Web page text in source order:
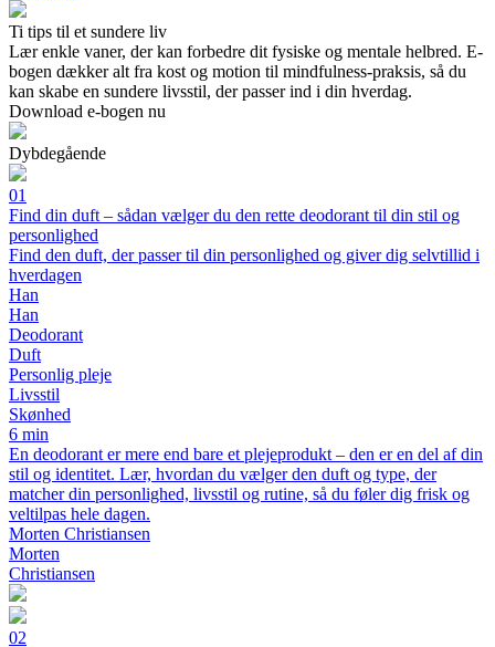
Ti tips til et sundere liv
Lær enkle vaner, der kan forbedre dit fysiske og mentale helbred. E-
bogen dækker alt fra kost og motion til mindfulness-praksis, så du
kan skabe en sundere livsstil, der passer ind i din hverdag.
Download e-bogen nu
Dybdegående
01
Find din duft – sådan vælger du den rette deodorant til din stil og
personlighed
Find den duft, der passer til din personlighed og giver dig selvtillid i
hverdagen
Han
Han
Deodorant
Duft
Personlig pleje
Livsstil
Skønhed
6 min
En deodorant er mere end bare et plejeprodukt – den er en del af din
stil og identitet. Lær, hvordan du vælger den duft og type, der
matcher din personlighed, livsstil og rutine, så du føler dig frisk og
veltilpas hele dagen.
Morten Christiansen
Morten
Christiansen
02